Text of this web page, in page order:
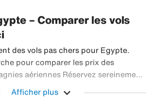
– Comparer les vols
des vols pas chers pour Egypte.
pour comparer les prix des
aériennes Réservez sereinement
en avion à destination du monde
Afficher plus expand_more